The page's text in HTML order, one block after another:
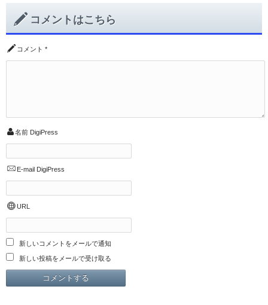
コメントはこちら
コメント *
名前 DigiPress
E-mail DigiPress
URL
新しいコメントをメールで通知
新しい投稿をメールで受け取る